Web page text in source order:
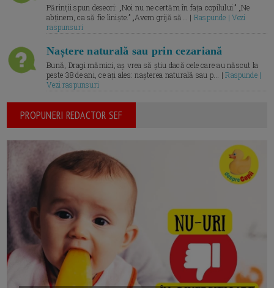
Părinții spun deseori: „Noi nu ne certăm în fața copilului.” „Ne
abținem, ca să fie liniște.” „Avem grijă să... | Raspunde | Vezi
raspunsuri
Naștere naturală sau prin cezariană
Bună, Dragi mămici, aș vrea să știu dacă cele care au născut la
peste 38 de ani, ce ați ales: nașterea naturală sau p... |Raspunde |
Vezi raspunsuri
PROPUNERI REDACTOR SEF